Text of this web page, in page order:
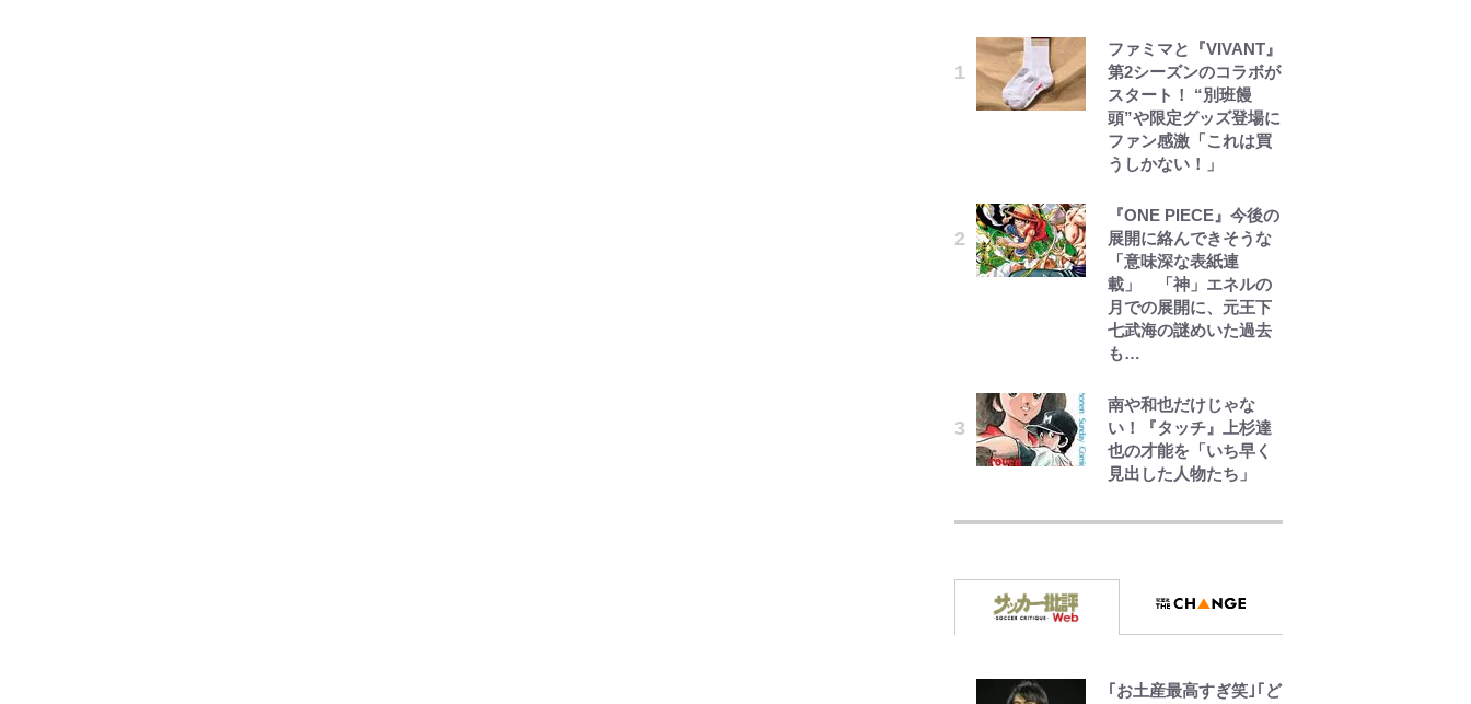
ファミマと『VIVANT』
第2シーズンのコラボが
スタート！ “別班饅
頭”や限定グッズ登場に
ファン感激「これは買
うしかない！」
『ONE PIECE』今後の
展開に絡んできそうな
「意味深な表紙連
載」 「神」エネルの
月での展開に、元王下
七武海の謎めいた過去
も…
南や和也だけじゃな
い！『タッチ』上杉達
也の才能を「いち早く
見出した人物たち」
第1子妊娠中の田中みな
オダウエダ植田、「2年
ディに驚きと心配 過
｢お土産最高すぎ笑｣｢ど